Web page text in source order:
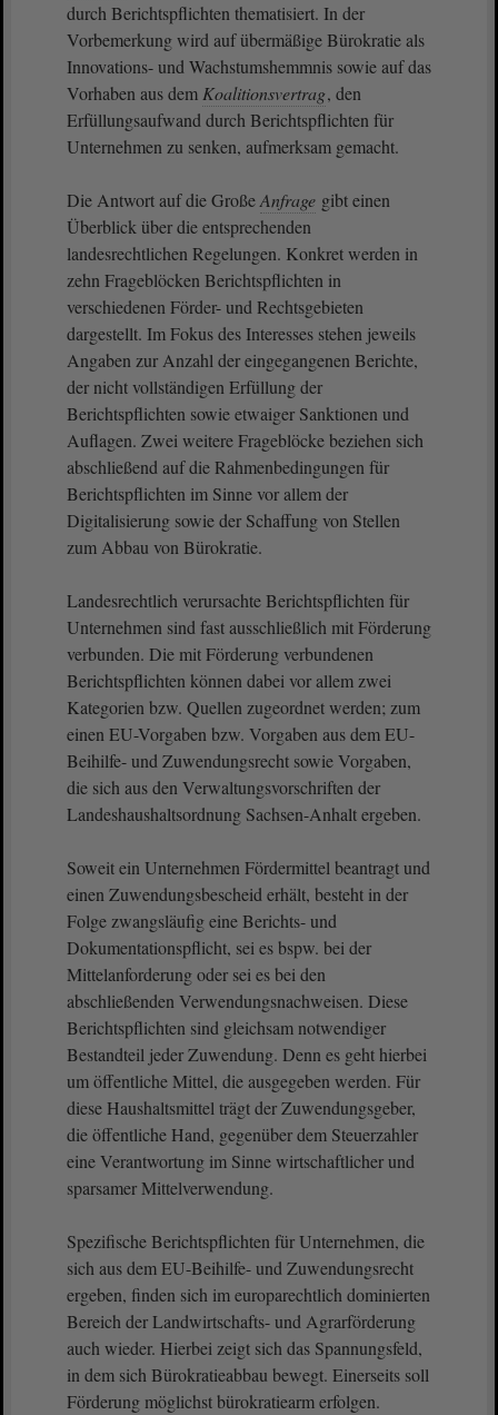
durch Berichtspflichten thematisiert. In der
Vorbemerkung wird auf übermäßige Bürokratie als
Innovations- und Wachstumshemmnis sowie auf das
Vorhaben aus dem Koalitionsvertrag, den
Erfüllungsaufwand durch Berichtspflichten für
Unternehmen zu senken, aufmerksam gemacht.
Die Antwort auf die GroßeAnfrage gibt einen
Überblick über die entsprechenden
landesrechtlichen Regelungen. Konkret werden in
zehn Frageblöcken Berichtspflichten in
verschiedenen Förder- und Rechtsgebieten
dargestellt. Im Fokus des Interesses stehen jeweils
Angaben zur Anzahl der eingegangenen Berichte,
der nicht vollständigen Erfüllung der
Berichtspflichten sowie etwaiger Sanktionen und
Auflagen. Zwei weitere Frageblöcke beziehen sich
abschließend auf die Rahmenbedingungen für
Berichtspflichten im Sinne vor allem der
Digitalisierung sowie der Schaffung von Stellen
zum Abbau von Bürokratie.
Landesrechtlich verursachte Berichtspflichten für
Unternehmen sind fast ausschließlich mit Förderung
verbunden. Die mit Förderung verbundenen
Berichtspflichten können dabei vor allem zwei
Kategorien bzw. Quellen zugeordnet werden; zum
einen EU-Vorgaben bzw. Vorgaben aus dem EU-
Beihilfe- und Zuwendungsrecht sowie Vorgaben,
die sich aus den Verwaltungsvorschriften der
Landeshaushaltsordnung Sachsen-Anhalt ergeben.
Soweit ein Unternehmen Fördermittel beantragt und
einen Zuwendungsbescheid erhält, besteht in der
Folge zwangsläufig eine Berichts- und
Dokumentationspflicht, sei es bspw. bei der
Mittelanforderung oder sei es bei den
abschließenden Verwendungsnachweisen. Diese
Berichtspflichten sind gleichsam notwendiger
Bestandteil jeder Zuwendung. Denn es geht hierbei
um öffentliche Mittel, die ausgegeben werden. Für
diese Haushaltsmittel trägt der Zuwendungsgeber,
die öffentliche Hand, gegenüber dem Steuerzahler
eine Verantwortung im Sinne wirtschaftlicher und
sparsamer Mittelverwendung.
Spezifische Berichtspflichten für Unternehmen, die
sich aus dem EU-Beihilfe- und Zuwendungsrecht
ergeben, finden sich im europarechtlich dominierten
Bereich der Landwirtschafts- und Agrarförderung
auch wieder. Hierbei zeigt sich das Spannungsfeld,
in dem sich Bürokratieabbau bewegt. Einerseits soll
Förderung möglichst bürokratiearm erfolgen.